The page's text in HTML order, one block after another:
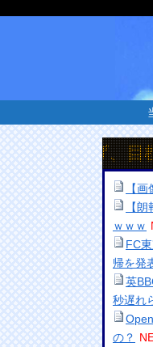
目標株価を
【
【
ｗｗｗ
FC
帰を発
英
秒遅れ
の？